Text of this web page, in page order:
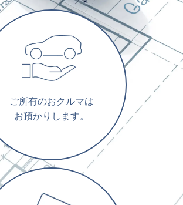
ご所有のおクルマは
お預かりします。